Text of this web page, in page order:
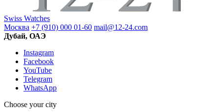
Swiss Watches
Москва +7 (910) 000 01-60 mail@12-24.com
Дубай, ОАЭ
Instagram
Facebook
YouTube
Telegram
WhatsApp
Choose your city